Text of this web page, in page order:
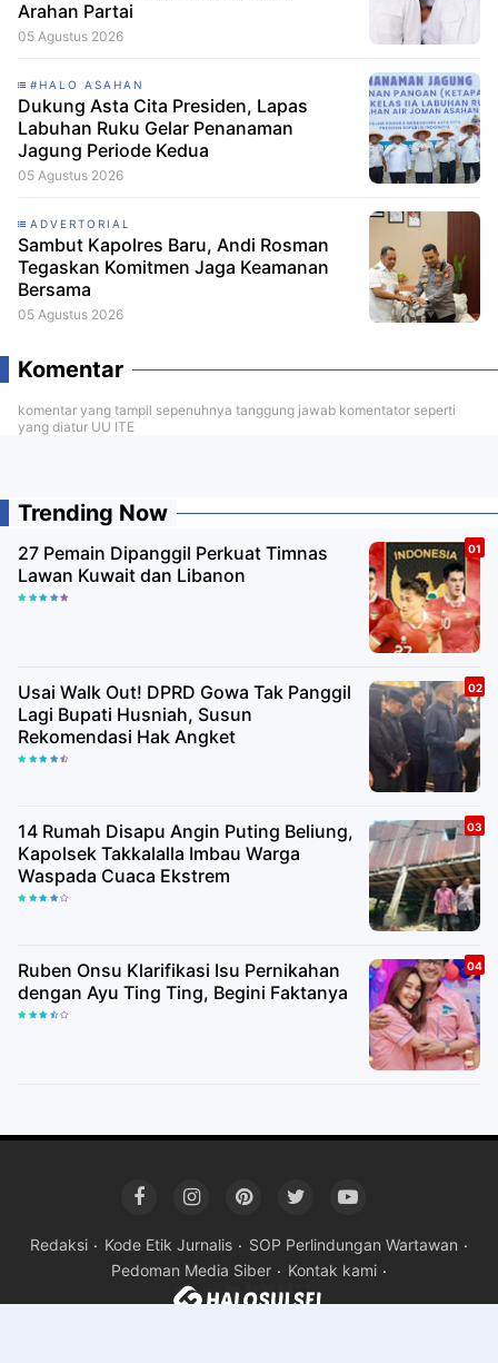
Arahan Partai
05 Agustus 2026
#HALO ASAHAN
Dukung Asta Cita Presiden, Lapas
Labuhan Ruku Gelar Penanaman
Jagung Periode Kedua
05 Agustus 2026
ADVERTORIAL
Sambut Kapolres Baru, Andi Rosman
Tegaskan Komitmen Jaga Keamanan
Bersama
05 Agustus 2026
Komentar
komentar yang tampil sepenuhnya tanggung jawab komentator seperti
yang diatur UU ITE
Trending Now
27 Pemain Dipanggil Perkuat Timnas
Lawan Kuwait dan Libanon
Usai Walk Out! DPRD Gowa Tak Panggil
Lagi Bupati Husniah, Susun
Rekomendasi Hak Angket
14 Rumah Disapu Angin Puting Beliung,
Kapolsek Takkalalla Imbau Warga
Waspada Cuaca Ekstrem
Ruben Onsu Klarifikasi Isu Pernikahan
dengan Ayu Ting Ting, Begini Faktanya
Redaksi Kode Etik Jurnalis
SOP Perlindungan Wartawan
Pedoman Media Siber
Kontak kami